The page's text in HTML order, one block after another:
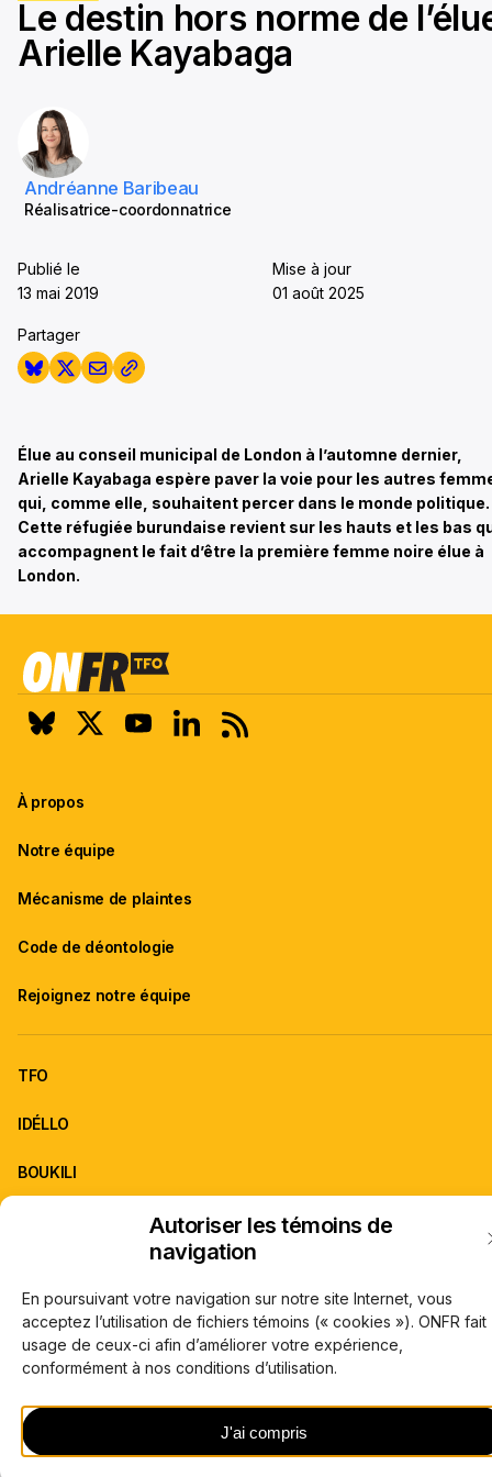
Autoriser les témoins de
navigation
En poursuivant votre navigation sur notre site Internet, vous
acceptez l’utilisation de fichiers témoins (« cookies »). ONFR fait
usage de ceux-ci afin d’améliorer votre expérience,
conformément à nos conditions d’utilisation.
J'ai compris
seconds
Le destin hors norme de
Arielle Kayabaga
Andréanne Baribeau
Réalisatrice-coordonnatrice
Publié le
13 mai 2019
Mise à jour
01 août 2025
Partager
Élue au conseil municipal de London à l’automne dernier,
Arielle Kayabaga espère paver la voie pour les autres
qui, comme elle, souhaitent percer dans le monde politique.
Cette réfugiée burundaise revient sur les hauts et les bas
accompagnent le fait d’être la première femme noire élue à
London.
À propos
Notre équipe
Mécanisme de plaintes
Code de déontologie
Rejoignez notre équipe
TFO
IDÉLLO
BOUKILI
ONFR est la franchise d'information de TFO.
Carrières
(TFO) 2026